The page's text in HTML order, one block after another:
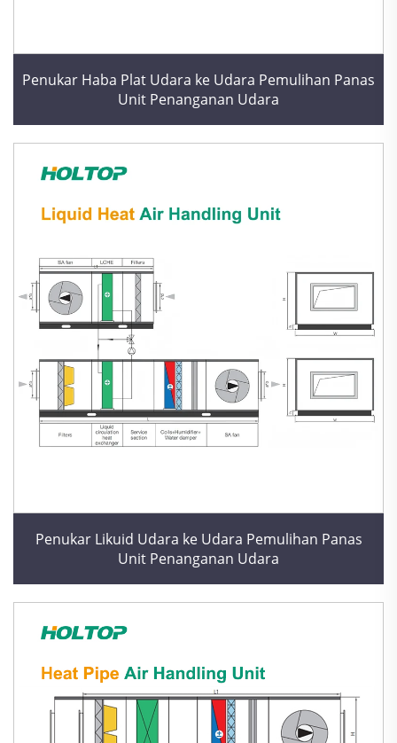
Penukar Haba Plat Udara ke Udara Pemulihan Panas
Unit Penanganan Udara
Penukar Likuid Udara ke Udara Pemulihan Panas
Unit Penanganan Udara